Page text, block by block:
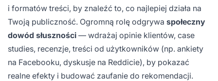
i formatów treści, by znaleźć to, co najlepiej działa na
Twoją publiczność. Ogromną rolę odgrywa społeczny
dowód słuszności — wdrażaj opinie klientów, case
studies, recenzje, treści od użytkowników (np. ankiety
na Facebooku, dyskusje na Reddicie), by pokazać
realne efekty i budować zaufanie do rekomendacji.